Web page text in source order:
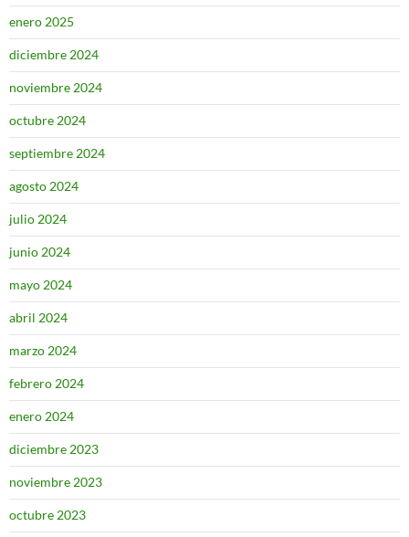
enero 2025
diciembre 2024
noviembre 2024
octubre 2024
septiembre 2024
agosto 2024
julio 2024
junio 2024
mayo 2024
abril 2024
marzo 2024
febrero 2024
enero 2024
diciembre 2023
noviembre 2023
octubre 2023